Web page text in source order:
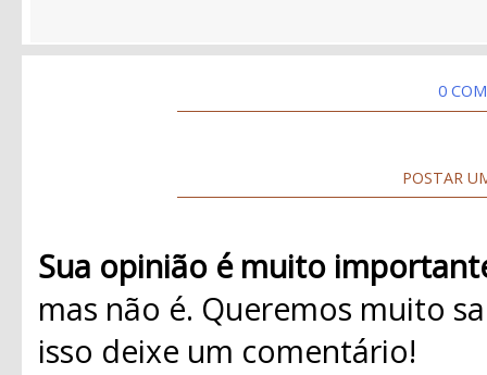
0
POSTAR
Sua opinião é muito
mas não é. Queremos muito
isso deixe um comentário!